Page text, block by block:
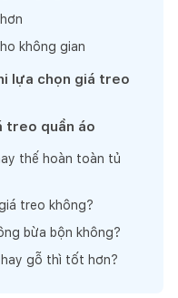
không gian
lựa chọn giá treo
treo quần áo
thế hoàn toàn tủ
treo không?
bừa bộn không?
gỗ thì tốt hơn?